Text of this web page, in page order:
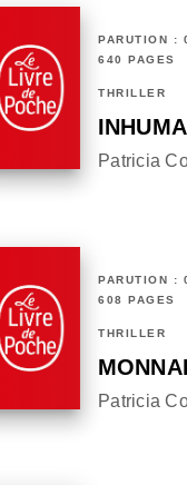
PARUTION :
640 PAGES
THRILLER
Patricia
PARUTION :
608 PAGES
THRILLER
Patricia